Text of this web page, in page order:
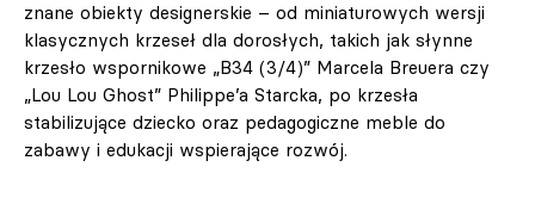
znane obiekty designerskie – od miniaturowych wersji
klasycznych krzeseł dla dorosłych, takich jak słynne
krzesło wspornikowe „B34 (3/4)” Marcela Breuera czy
„Lou Lou Ghost” Philippe’a Starcka, po krzesła
stabilizujące dziecko oraz pedagogiczne meble do
zabawy i edukacji wspierające rozwój.